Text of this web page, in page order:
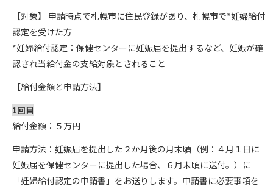
【対象】 申請時点で札幌市に住民登録があり、札幌市で*妊婦給付
認定を受けた方
*妊婦給付認定：保健センターに妊娠届を提出するなど、妊娠が確
認され当給付金の支給対象とされること
【給付金額と申請方法】
1回目
給付金額：５万円
申請方法：妊娠届を提出した２か月後の月末頃（例：４月１日に
妊娠届を保健センターに提出した場合、６月末頃に送付。）に
「妊婦給付認定の申請書」をお送りします。申請書に必要事項を